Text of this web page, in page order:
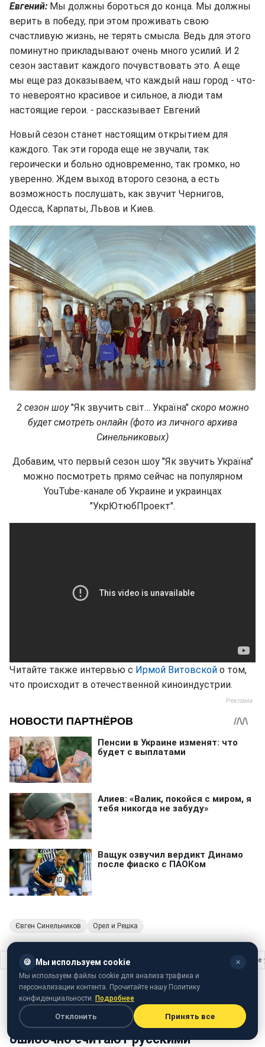
Евгений: Мы должны бороться до конца. Мы должны
верить в победу, при этом проживать свою
счастливую жизнь, не терять смысла. Ведь для этого
поминутно прикладывают очень много усилий. И 2
сезон заставит каждого почувствовать это. А еще
мы еще раз доказываем, что каждый наш город - что-
то невероятно красивое и сильное, а люди там
настоящие герои. - рассказывает Евгений
Новый сезон станет настоящим открытием для
каждого. Так эти города еще не звучали, так
героически и больно одновременно, так громко, но
уверенно. Ждем выход второго сезона, а есть
возможность послушать, как звучит Чернигов,
Одесса, Карпаты, Львов и Киев.
2 сезон шоу"Як звучить світ… Україна" скоро можно
будет смотреть онлайн (фото из личного архива
Синельниковых)
Добавим, что первый сезон шоу "Як звучить Україна"
можно посмотреть прямо сейчас на популярном
YouTube-канале об Украине и украинцах
"УкрЮтюбПроект".
Читайте также интервью с Ирмой Витовской о том,
что происходит в отечественной киноиндустрии.
Євген Синельников Орел и Решка
Главная › Жизнь › Суржик или диалект? Какая между ними разница и
ЖИЗНЬ 13 ноября 2023 · 20:28
Суржик или диалект? Какая между
ними разница и какие украинские слова
ошибочно считают русскими
🍪 Мы используем cookie ✕
Мы используем файлы cookie для анализа трафика и
персонализации контента. Прочитайте нашу Политику
конфиденциальности. Подробнее
Отклонить Принять все